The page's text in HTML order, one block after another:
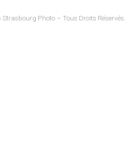
Photo – Tous Droits Réservés.